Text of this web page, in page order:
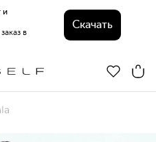
и
в
Скачать